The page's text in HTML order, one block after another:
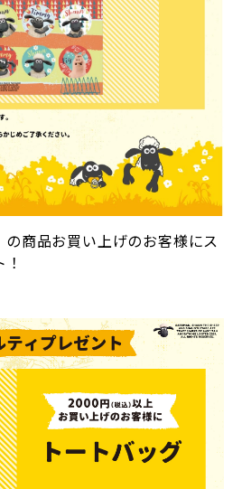
の商品お買い上げのお客様にス